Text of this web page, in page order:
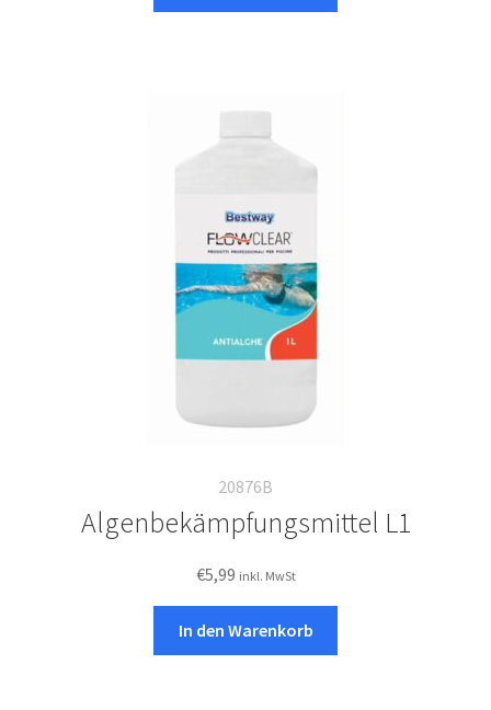
20876B
Algenbekämpfungsmittel L1
€5,99 inkl. MwSt
In den Warenkorb